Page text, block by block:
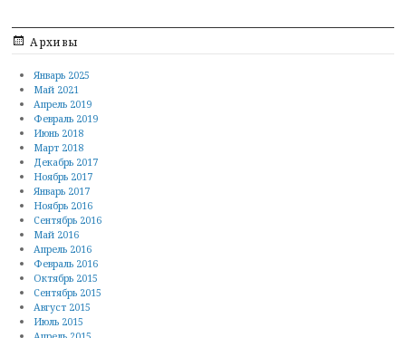
Архивы
Январь 2025
Май 2021
Апрель 2019
Февраль 2019
Июнь 2018
Март 2018
Декабрь 2017
Ноябрь 2017
Январь 2017
Ноябрь 2016
Сентябрь 2016
Май 2016
Апрель 2016
Февраль 2016
Октябрь 2015
Сентябрь 2015
Август 2015
Июль 2015